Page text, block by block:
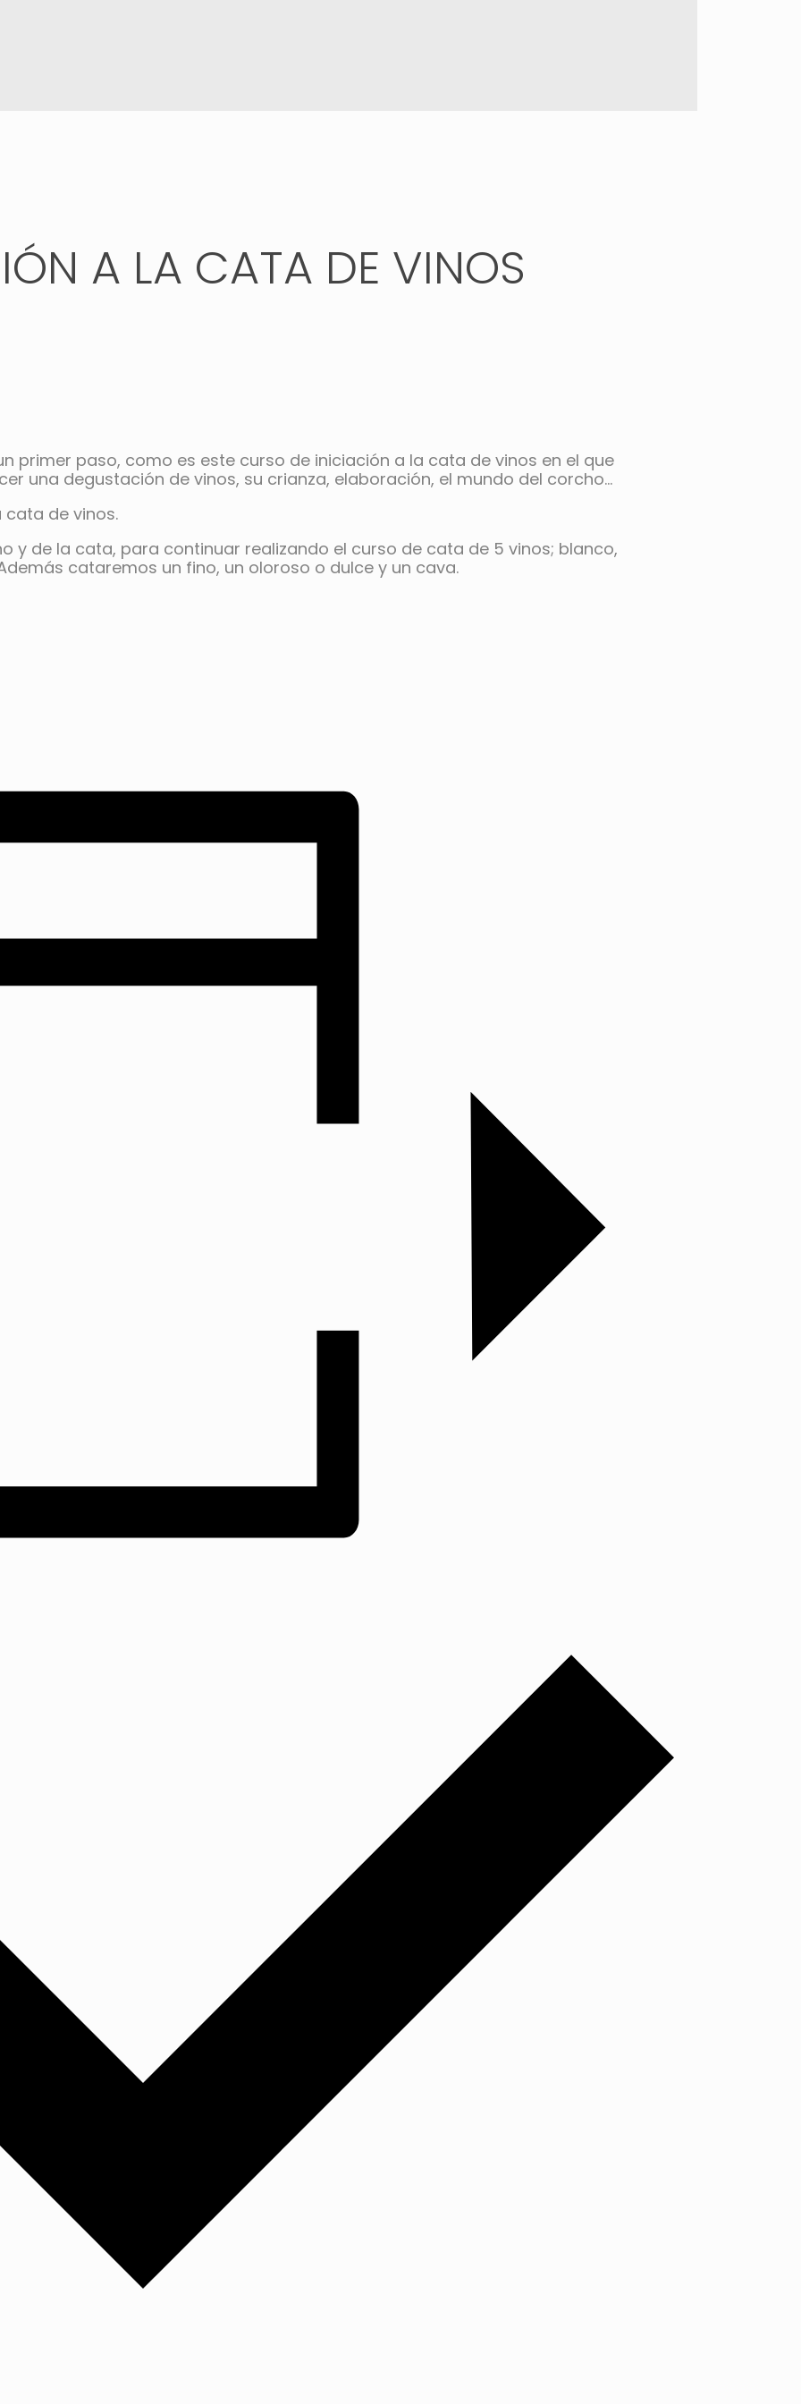
A LA CATA DE VINOS
primer paso, como es este curso de iniciación a la cata de vinos en el que
una degustación de vinos, su crianza, elaboración, el mundo del corcho…
cata de vinos.
y de la cata, para continuar realizando el curso de cata de 5 vinos; blanco,
cataremos un fino, un oloroso o dulce y un cava.